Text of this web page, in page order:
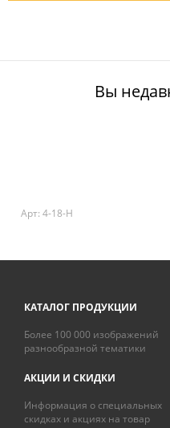
Вы
Арт: 4-18-H
КАТАЛОГ ПРОДУКЦИИ
Более 100 000 изображений
разнообразной тематики
АКЦИИ И СКИДКИ
Информация о специальных
скидках и акциях на товар